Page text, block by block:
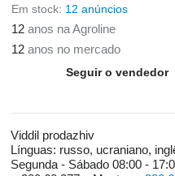
Em stock: 12 anúncios
12 anos na Agroline
12 anos no mercado
Seguir o vendedor
Viddil prodazhiv
Línguas: russo, ucraniano,
Segunda - Sábado 08:00 -